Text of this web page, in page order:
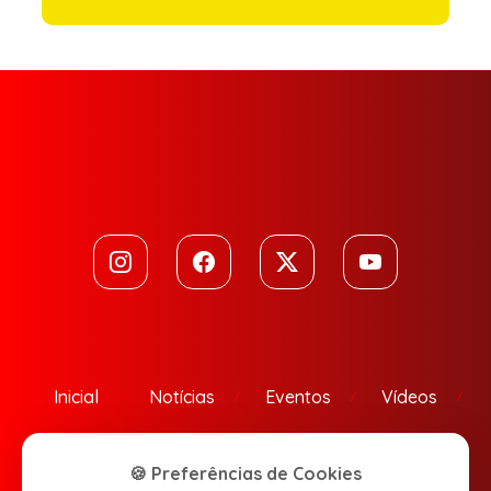
Inicial Notícias Eventos Vídeos
🍪 Preferências de Cookies